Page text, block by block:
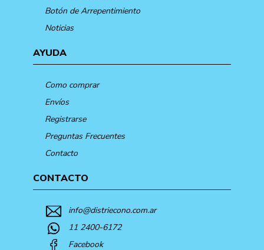
Botón de Arrepentimiento
Noticias
AYUDA
Como comprar
Envíos
Registrarse
Preguntas Frecuentes
Contacto
CONTACTO
info@distriecono.com.ar
11 2400-6172
Facebook